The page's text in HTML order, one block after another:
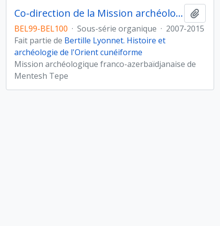
Co-direction de la Mission archéologique franco-azerbaïdjanaise de Mentesh Tepe (district de Tovuz)
BEL99-BEL100 · Sous-série organique · 2007-2015
Fait partie de Bertille Lyonnet. Histoire et
archéologie de l'Orient cunéiforme
Mission archéologique franco-azerbaïdjanaise de
Mentesh Tepe